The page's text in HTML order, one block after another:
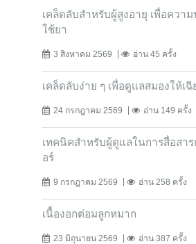
เคล็ดลับสำหรับผู้สูงอายุ เพื่อควา
ใช้ยา
3 สิงหาคม 2569 อ่าน 45 ครั้ง
เคล็ดลับง่าย ๆ เพื่อดูแลสมองให้เ
24 กรกฎาคม 2569 อ่าน 149 ครั้ง
เทคนิคสำหรับผู้ดูแลในการสื่อสา
อร์
9 กรกฎาคม 2569 อ่าน 258 ครั้ง
เนื้องอกต่อมลูกหมาก
23 มิถุนายน 2569 อ่าน 387 ครั้ง